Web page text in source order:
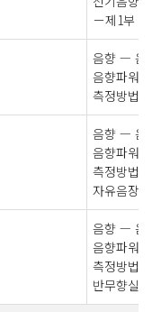
－제1부：
음향 — 음
음향파워
측정방법
음향 — 음
음향파워
측정방법
자유음장
음향 — 음
음향파워
측정방법
반무향실